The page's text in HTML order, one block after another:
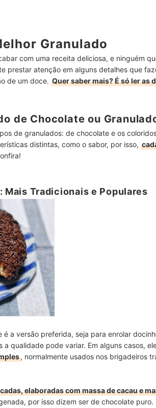
Granulado
com uma receita deliciosa, e ninguém
prestar atenção em alguns detalhes que
de um doce. Quer saber mais? É só ler as
de Chocolate ou
de granulados: de chocolate e os
distintas, como o sabor, por isso,
Mais Tradicionais e Populares
a versão preferida, seja para enrolar
qualidade pode variar. Em alguns casos,
, normalmente usados nos brigadeiros
elaboradas com massa de cacau e
por isso dizem ser de chocolate puro.